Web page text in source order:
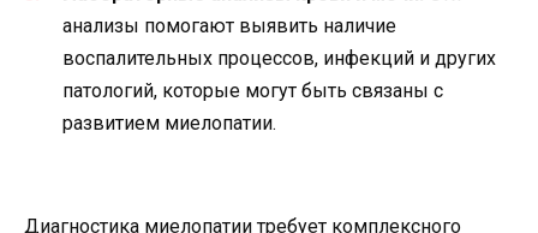
анализы помогают выявить наличие
воспалительных процессов, инфекций и других
патологий, которые могут быть связаны с
развитием миелопатии.
Диагностика миелопатии требует комплексного